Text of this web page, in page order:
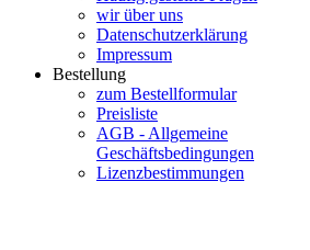
wir über uns
Datenschutzerklärung
Impressum
Bestellung
zum Bestellformular
Preisliste
AGB - Allgemeine
Geschäftsbedingungen
Lizenzbestimmungen